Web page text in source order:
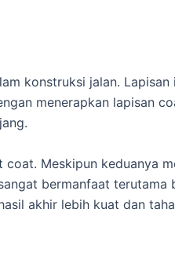
konstruksi jalan. Lapisan
menerapkan lapisan
Meskipun keduanya
bermanfaat terutama
akhir lebih kuat dan